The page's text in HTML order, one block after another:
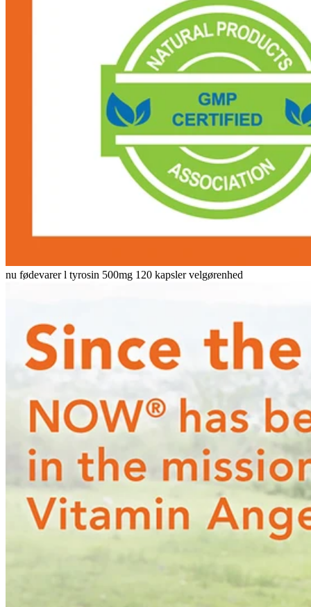
nu fødevarer l tyrosin 500mg 120 kapsler velgørenhed